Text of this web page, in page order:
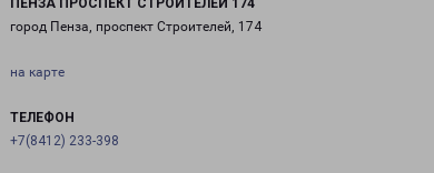
ПЕНЗА ПРОСПЕКТ СТРОИТЕЛЕЙ 174
город Пенза, проспект Строителей, 174
на карте
ТЕЛЕФОН
+7(8412) 233-398